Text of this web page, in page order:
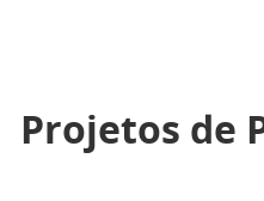
Projetos de